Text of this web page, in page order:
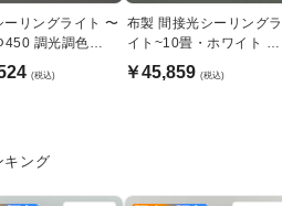
ーリングライト 〜
調光調色
｜ライトグレー
(税込)
布製 間接光シーリングラ
イト~10畳・ホワイト リ
モコン式
￥45,859 (税込)
キング